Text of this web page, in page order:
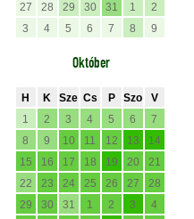
27
28 29 30 31 1
2
3
4 5 6 7 8 9
Október
H K Sze Cs P Szo
V
1
2 3 4 5 6
7
8
9 10 11 12 13
14
15
16 17 18 19 20
21
22
23 24 25 26 27
28
29
30 31 1 2 3
4